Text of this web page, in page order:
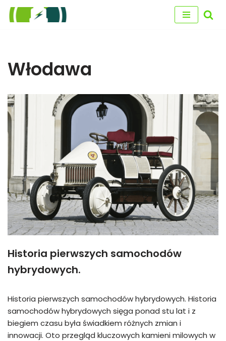
Włodawa
Historia pierwszych samochodów
hybrydowych.
Historia pierwszych samochodów hybrydowych. Historia
samochodów hybrydowych sięga ponad stu lat i z
biegiem czasu była świadkiem różnych zmian i
innowacji. Oto przegląd kluczowych kamieni milowych w